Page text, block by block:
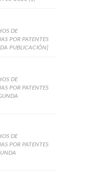
DE
POR PATENTES
PUBLICACIÓN]
DE
POR PATENTES
DE
POR PATENTES